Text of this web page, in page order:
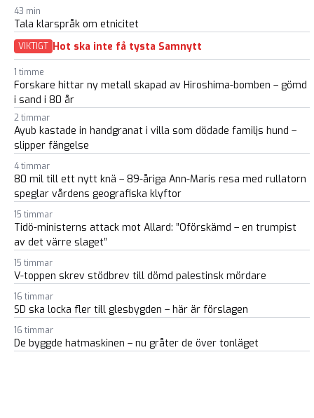
43 min
Tala klarspråk om etnicitet
VIKTIGT Hot ska inte få tysta Samnytt
1 timme
Forskare hittar ny metall skapad av Hiroshima-bomben – gömd
i sand i 80 år
2 timmar
Ayub kastade in handgranat i villa som dödade familjs hund –
slipper fängelse
4 timmar
80 mil till ett nytt knä – 89-åriga Ann-Maris resa med rullatorn
speglar vårdens geografiska klyftor
15 timmar
Tidö-ministerns attack mot Allard: ”Oförskämd – en trumpist
av det värre slaget”
15 timmar
V-toppen skrev stödbrev till dömd palestinsk mördare
16 timmar
SD ska locka fler till glesbygden – här är förslagen
16 timmar
De byggde hatmaskinen – nu gråter de över tonläget